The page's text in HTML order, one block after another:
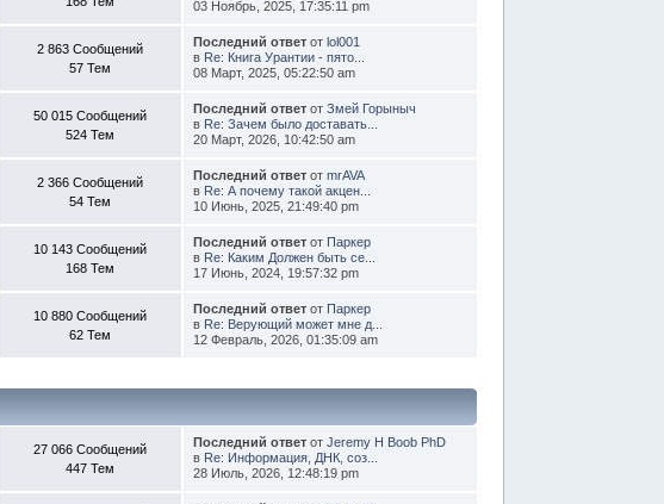
03 Ноябрь, 2025, 17:35:11 pm
2 863 Сообщений
57 Тем
Последний ответот lol001
в Re: Книга Урантии - пято...
08 Март, 2025, 05:22:50 am
50 015 Сообщений
524 Тем
Последний ответот Змей Горыныч
в Re: Зачем было доставать...
20 Март, 2026, 10:42:50 am
2 366 Сообщений
54 Тем
Последний ответот mrAVA
в Re: А почему такой акцен...
10 Июнь, 2025, 21:49:40 pm
10 143 Сообщений
168 Тем
Последний ответот Паркер
в Re: Каким Должен быть се...
17 Июнь, 2024, 19:57:32 pm
10 880 Сообщений
62 Тем
Последний ответот Паркер
в Re: Верующий может мне д...
12 Февраль, 2026, 01:35:09 am
27 066 Сообщений
447 Тем
Последний ответот Jeremy H Boob PhD
в Re: Информация, ДНК, соз...
28 Июль, 2026, 12:48:19 pm